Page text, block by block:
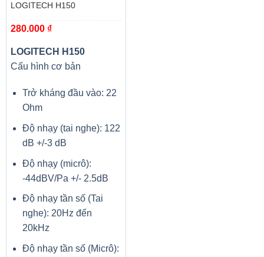
LOGITECH H150
280.000 ₫
LOGITECH H150
Cấu hình cơ bản
Trở kháng đầu vào: 22
Ohm
Độ nhạy (tai nghe): 122
dB +/-3 dB
Độ nhạy (micrô):
-44dBV/Pa +/- 2.5dB
Độ nhạy tần số (Tai
nghe): 20Hz đến
20kHz
Độ nhạy tần số (Micrô):